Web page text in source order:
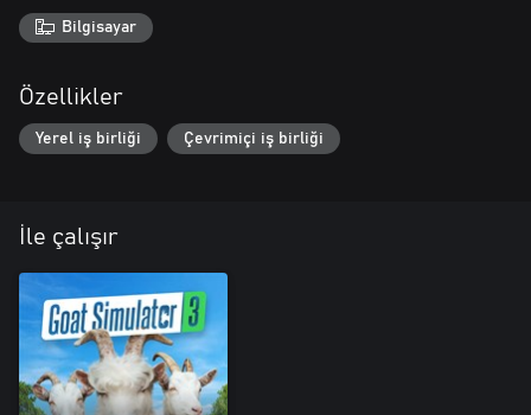
Bilgisayar
Özellikler
Yerel iş birliği Çevrimiçi iş birliği
İle çalışır